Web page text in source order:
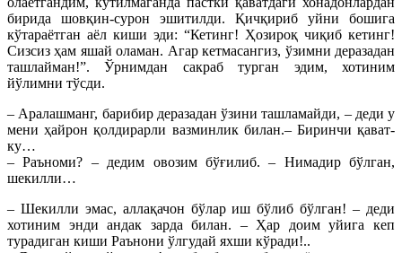
бирида шовқин-сурон эшитилди. Қичқириб уйни бошига
кўтараётган аёл киши эди: “Кетинг! Ҳозироқ чиқиб кетинг!
Сизсиз ҳам яшай оламан. Агар кетмасангиз, ўзимни деразадан
ташлайман!”. Ўрнимдан сакраб турган эдим, хотиним
йўлимни тўсди.
– Аралашманг, барибир деразадан ўзини ташламайди, – деди у
мени ҳайрон қолдирарли вазминлик билан.– Биринчи қават-
ку…
– Раъноми? – дедим овозим бўғилиб. – Ни­мадир бўлган,
шекилли…
– Шекилли эмас, аллақачон бўлар иш бўлиб бўлган! – деди
хотиним энди андак зарда билан. – Ҳар доим уйига кеп
турадиган киши Раънони ўлгудай яхши кўради!..